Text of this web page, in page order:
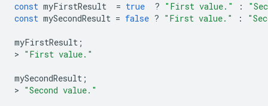
const myFirstResult = true ? "First value." :
const mySecondResult = false ? "First value." :
myFirstResult ;
> "First value."
mySecondResult ;
> "Second value."